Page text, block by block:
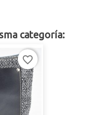
categoría:
favorite_border